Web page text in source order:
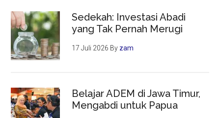
Sedekah: Investasi Abadi
yang Tak Pernah Merugi
17 Juli 2026 By zam
Belajar ADEM di Jawa Timur,
Mengabdi untuk Papua